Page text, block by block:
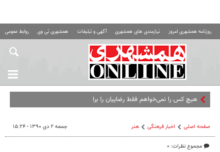
روزنامه همشهری امروز نیازمندی های همشهری آگهی و تبلیغات همشهری تی وی روابط عمومی
هیچ کس را نمی‌خواهم فقط رضاییان را برایم بخرید | مقص
صفحه اصلی اخبار فرهنگی هنر
مجموع نظرات: ۰
جمعه ۲ دی ۱۳۹۰ - ۱۵:۲۴